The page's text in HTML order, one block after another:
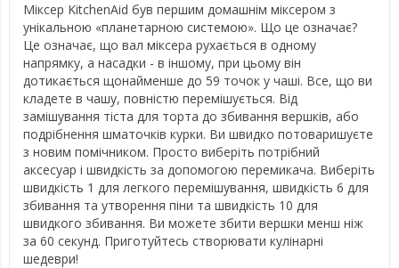
Міксер KitchenAid був першим домашнім міксером з
унікальною «планетарною системою». Що це означає?
Це означає, що вал міксера рухається в одному
напрямку, а насадки - в іншому, при цьому він
дотикається щонайменше до 59 точок у чаші. Все, що ви
кладете в чашу, повністю перемішується. Від
замішування тіста для торта до збивання вершків, або
подрібнення шматочків курки. Ви швидко потоваришуєте
з новим помічником. Просто виберіть потрібний
аксесуар і швидкість за допомогою перемикача. Виберіть
швидкість 1 для легкого перемішування, швидкість 6 для
збивання та утворення піни та швидкість 10 для
швидкого збивання. Ви можете збити вершки менш ніж
за 60 секунд. Приготуйтесь створювати кулінарні
шедеври!